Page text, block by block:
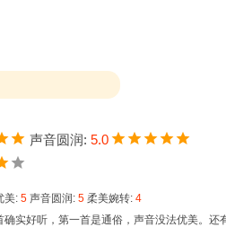
声音圆润: 5.0
美: 5 声音圆润: 5 柔美婉转: 4
确实好听，第一首是通俗，声音没法优美。